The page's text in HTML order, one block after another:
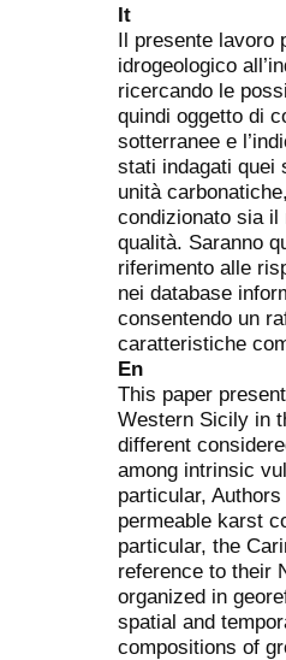
It
Il presente lavoro
idrogeologico
ricercando le
quindi oggetto di
sotterranee e
stati indagati quei
unità
condizionato sia il
qualità. Saranno
riferimento alle
nei database
consentendo un
caratteristiche
En
This paper
Western Sicily in
different
among intrinsic
particular,
permeable karst
particular, the
reference to their
organized in
spatial and
compositions of